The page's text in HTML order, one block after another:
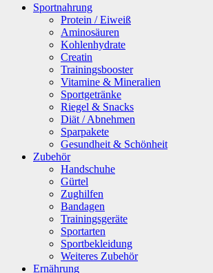
Sportnahrung
Protein / Eiweiß
Aminosäuren
Kohlenhydrate
Creatin
Trainingsbooster
Vitamine & Mineralien
Sportgetränke
Riegel & Snacks
Diät / Abnehmen
Sparpakete
Gesundheit & Schönheit
Zubehör
Handschuhe
Gürtel
Zughilfen
Bandagen
Trainingsgeräte
Sportarten
Sportbekleidung
Weiteres Zubehör
Ernährung